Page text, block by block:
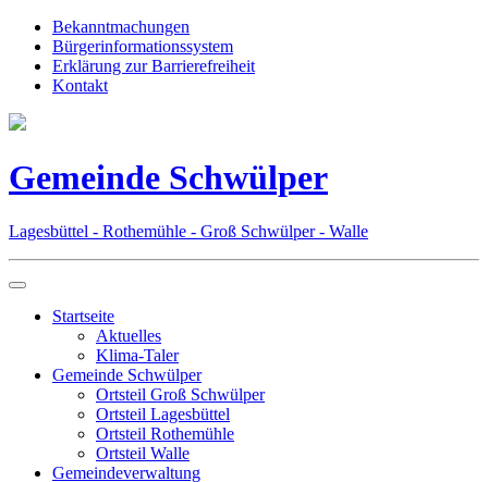
Bekanntmachungen
Bürgerinformationssystem
Erklärung zur Barrierefreiheit
Kontakt
Gemeinde Schwülper
Lagesbüttel - Rothemühle - Groß Schwülper - Walle
Startseite
Aktuelles
Klima-Taler
Gemeinde Schwülper
Ortsteil Groß Schwülper
Ortsteil Lagesbüttel
Ortsteil Rothemühle
Ortsteil Walle
Gemeindeverwaltung